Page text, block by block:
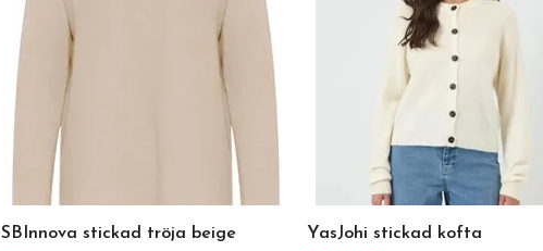
SBInnova stickad tröja beige YasJohi stickad kofta